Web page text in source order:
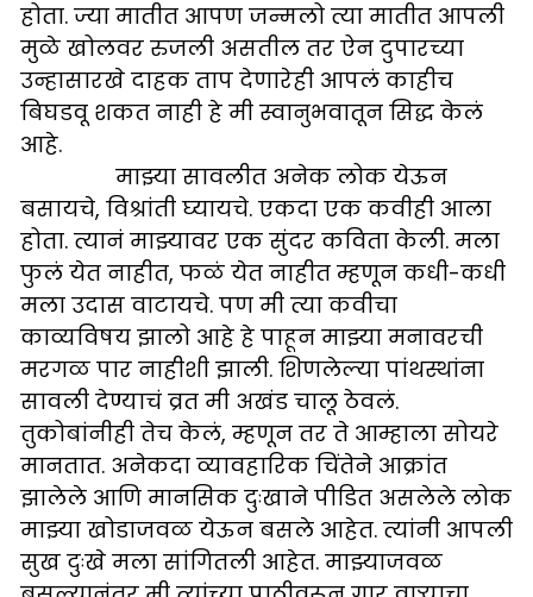
होता. ज्या मातीत आपण जन्मलो त्या मातीत आपली
मुळे खोलवर रुजली असतील तर ऐन दुपारच्या
उन्हासारखे दाहक ताप देणारेही आपलं काहीच
बिघडवू शकत नाही हे मी स्वानुभवातून सिद्ध केलं
आहे.
माझ्या सावलीत अनेक लोक येऊन
बसायचे, विश्रांती घ्यायचे. एकदा एक कवीही आला
होता. त्यानं माझ्यावर एक सुंदर कविता केली. मला
फुलं येत नाहीत, फळं येत नाहीत म्हणून कधी-कधी
मला उदास वाटायचे. पण मी त्या कवीचा
काव्यविषय झालो आहे हे पाहून माझ्या मनावरची
मरगळ पार नाहीशी झाली. शिणलेल्या पांथस्थांना
सावली देण्याचं व्रत मी अखंड चालू ठेवलं.
तुकोबांनीही तेच केलं, म्हणून तर ते आम्हाला सोयरे
मानतात. अनेकदा व्यावहारिक चिंतेने आक्रांत
झालेले आणि मानसिक दुःखाने पीडित असलेले लोक
माझ्या खोडाजवळ येऊन बसले आहेत. त्यांनी आपली
सुख दुःखे मला सांगितली आहेत. माझ्याजवळ